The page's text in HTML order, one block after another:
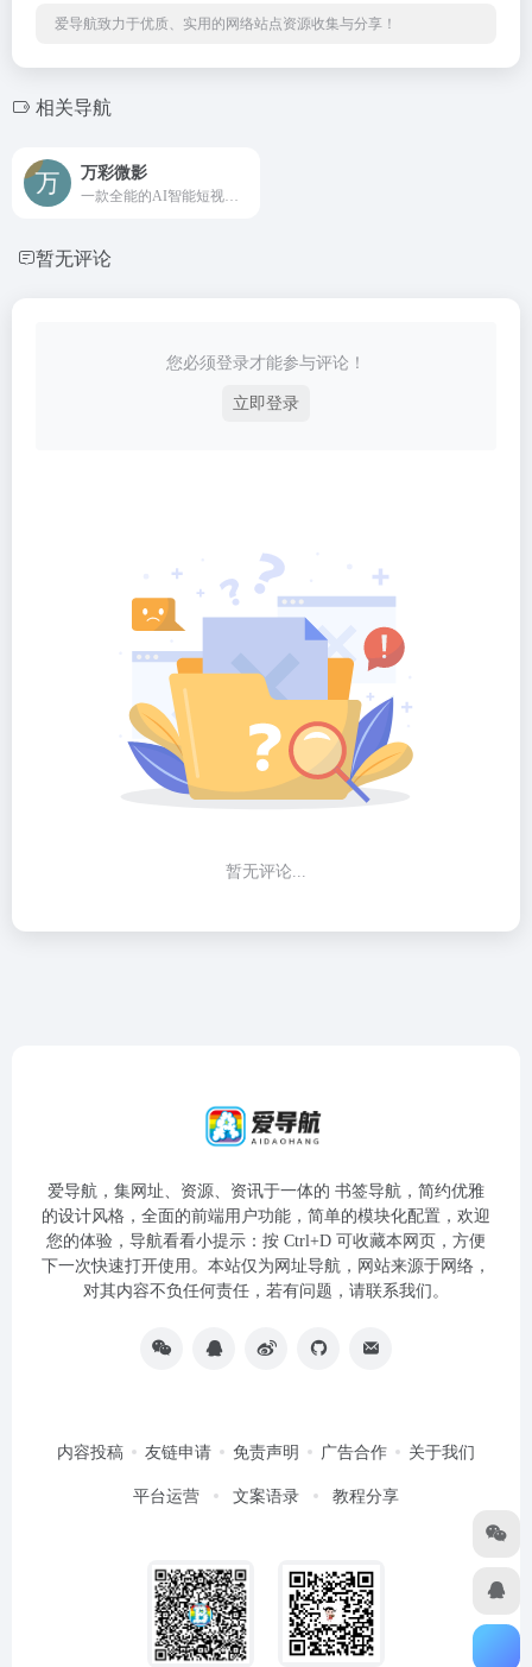
爱导航致力于优质、实用的网络站点资源收集与分享！
相关导航
万彩微影
暂无评论
您必须登录才能参与评论！
立即登录
暂无评论...
爱导航，集网址、资源、资讯于一体的 书签导航，简约优雅
的设计风格，全面的前端用户功能，简单的模块化配置，欢迎
您的体验，导航看看小提示：按 Ctrl+D 可收藏本网页，方便
下一次快速打开使用。本站仅为网址导航，网站来源于网络，
对其内容不负任何责任，若有问题，请联系我们。
内容投稿 友链申请 免责声明 广告合作 关于我们
平台运营 文案语录 教程分享